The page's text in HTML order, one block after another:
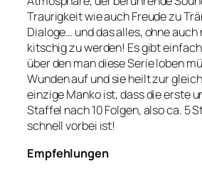
Traurigkeit wie auch Freude zu
Dialoge… und das alles, ohne auch
kitschig zu werden! Es gibt
über den man diese Serie loben
Wunden auf und sie heilt zur
einzige Manko ist, dass die erste
Staffel nach 10 Folgen, also ca. 5
schnell vorbei ist!
Empfehlungen